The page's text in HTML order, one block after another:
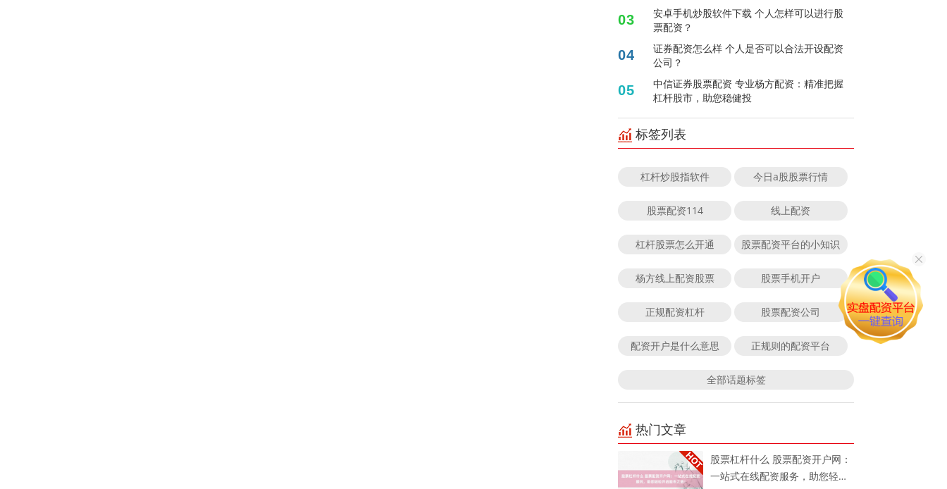
03
安卓手机炒股软件下载 个人怎样可以进行股
票配资？
04
证券配资怎么样 个人是否可以合法开设配资
公司？
05
中信证券股票配资 专业杨方配资：精准把握
杠杆股市，助您稳健投
标签列表
杠杆炒股指软件 今日a股股票行情
股票配资114 线上配资
杠杆股票怎么开通 股票配资平台的小知识
杨方线上配资股票 股票手机开户
正规配资杠杆 股票配资公司
配资开户是什么意思 正规则的配资平台
全部话题标签
热门文章
股票杠杆什么 股票配资开户网：
一站式在线配资服务，助您轻松